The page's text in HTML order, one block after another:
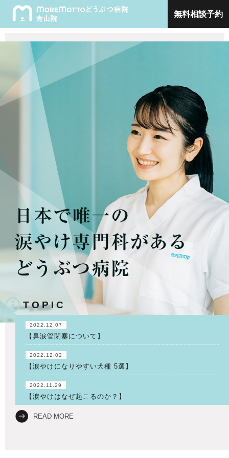
無料相談予約
TOPIC
2022.12.07
【鼻涙管閉塞について】
2022.12.02
【涙やけになりやすい犬種 5選】
2022.11.29
【涙やけはなぜ起こるのか？】
READ MORE